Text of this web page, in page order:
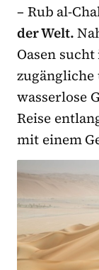
– Rub al-
der Welt.
Oasen
wasserlose
Reise
mit einem